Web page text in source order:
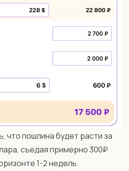
что пошлина будет расти за
съедая примерно 300₽
1-2 недель.